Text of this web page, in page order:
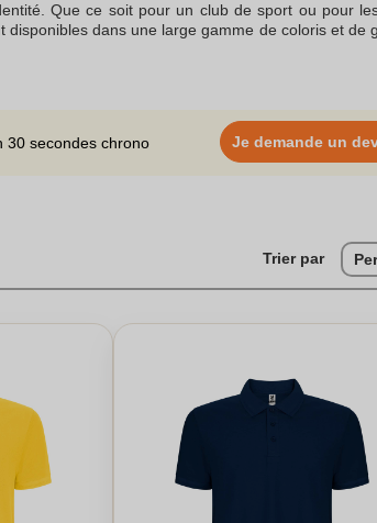
Que ce soit pour un club de sport ou pour
dans une large gamme de coloris et de
le flocage, la broderie ou la sérigraphie, toutes
notre offre de prix dégressifs, plus vous
commandes en gros selon vos besoins.
de polos pour homme ou femme, notre large
est également disponible pour satisfaire vos
30 secondes chrono Je demande un
Trier par